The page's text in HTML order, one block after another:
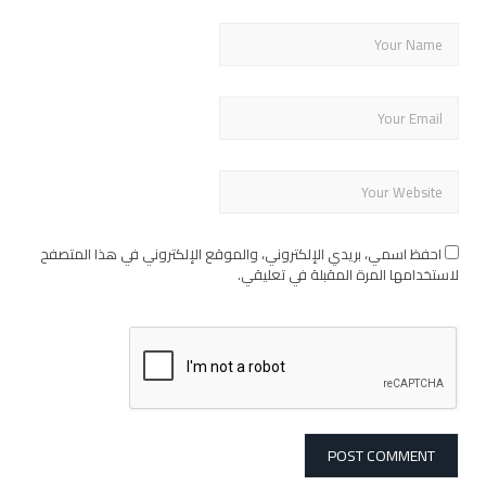
احفظ اسمي، بريدي الإلكتروني، والموقع الإلكتروني في هذا المتصفح
لاستخدامها المرة المقبلة في تعليقي.